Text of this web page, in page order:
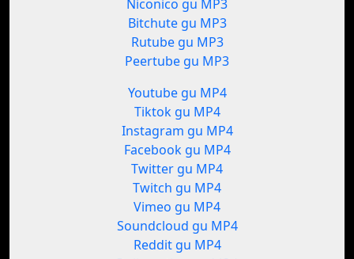
Niconico gu MP3
Bitchute gu MP3
Rutube gu MP3
Peertube gu MP3
Youtube gu MP4
Tiktok gu MP4
Instagram gu MP4
Facebook gu MP4
Twitter gu MP4
Twitch gu MP4
Vimeo gu MP4
Soundcloud gu MP4
Reddit gu MP4